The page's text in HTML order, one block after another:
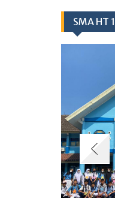
SMA HT 1